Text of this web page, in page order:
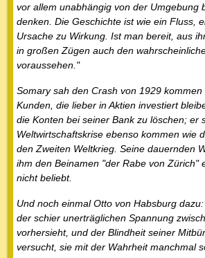
vor allem unabhängig von der Umgebung
denken. Die Geschichte ist wie ein Fluss,
Ursache zu Wirkung. Ist man bereit, aus
in großen Zügen auch den
voraussehen."
Somary sah den Crash von 1929
Kunden, die lieber in Aktien investiert
die Konten bei seiner Bank zu löschen; er
Weltwirtschaftskrise ebenso kommen wie
den Zweiten Weltkrieg. Seine dauernden
ihm den Beinamen "der Rabe von Zürich"
nicht beliebt.
Und noch einmal Otto von Habsburg
der schier unerträglichen Spannung
vorhersieht, und der Blindheit seiner
versucht, sie mit der Wahrheit manchmal